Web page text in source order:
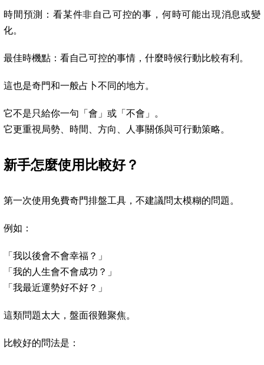
時間預測：看某件非自己可控的事，何時可能出現消息或變
化。
最佳時機點：看自己可控的事情，什麼時候行動比較有利。
這也是奇門和一般占卜不同的地方。
它不是只給你一句「會」或「不會」。
它更重視局勢、時間、方向、人事關係與可行動策略。
新手怎麼使用比較好？
第一次使用免費奇門排盤工具，不建議問太模糊的問題。
例如：
「我以後會不會幸福？」
「我的人生會不會成功？」
「我最近運勢好不好？」
這類問題太大，盤面很難聚焦。
比較好的問法是：